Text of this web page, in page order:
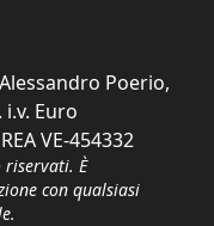
Poerio,
i.v. Euro
VE-454332
È
con qualsiasi